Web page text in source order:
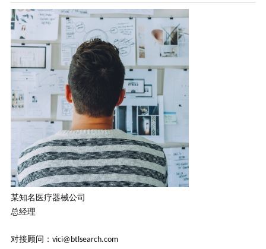
某知名医疗器械公司
总经理
对接顾问： vici@btlsearch.com